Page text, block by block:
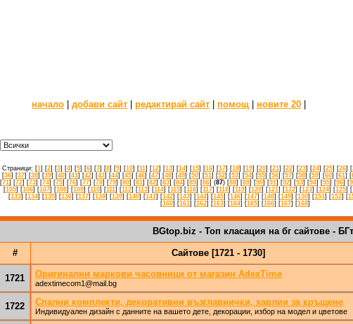
начало добави сайт редактирай сайт помощ новите 20
Страници: [1] [2] [3] [4] [5] [6] [7] [8] [9] [10] [11] [12] [13] [14] [15] [16] [17] [18] [19] [20] [21] [22] [23] [24] [25] [26] [
[36] [37] [38] [39] [40] [41] [42] [43] [44] [45] [46] [47] [48] [49] [50] [51] [52] [53] [54] [55] [56] [57] [58] [59] [60] [61] [
[71] [72] [73] [74] [75] [76] [77] [78] [79] [80] [81] [82] [83] [84] [85] [86] (87) [88] [89] [90] [91] [92] [93] [94] [95] [96] [
[105] [106] [107] [108] [109] [110] [111] [112] [113] [114] [115] [116] [117] [118] [119] [120] [121] [122] [123] [124] [125] [
[133] [134] [135] [136] [137] [138] [139] [140] [141] [142] [143] [144] [145] [146] [147] [148] [149] [150] [151] [152] [
[160] [161] [162] [163] [164] [165] [166] [167] [168]
BGtop.biz - Топ класация на бг сайтове -
# Сайтове [1721 - 1730]
1721 Оригинални маркови часовници от магазин AdexTime
adextimecom1@mail.bg
1722 Спални комплекти, декоративни възглавнички, хавлии за кръщене
Индивидуален дизайн с данните на вашето дете, декорации, избор на модел и цветове